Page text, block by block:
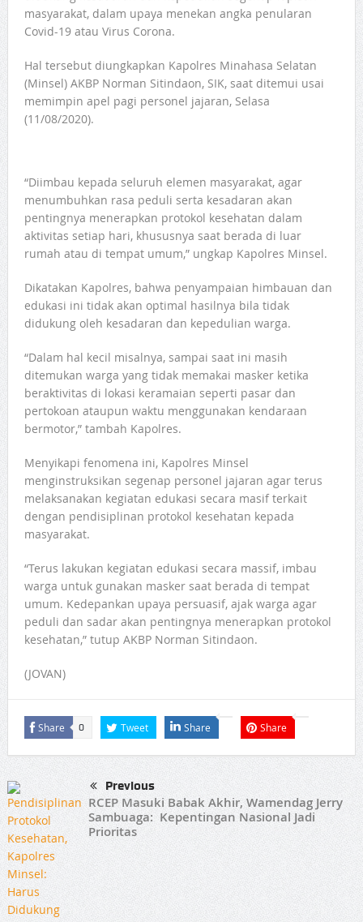
masyarakat, dalam upaya menekan angka penularan
Covid-19 atau Virus Corona.
Hal tersebut diungkapkan Kapolres Minahasa Selatan
(Minsel) AKBP Norman Sitindaon, SIK, saat ditemui usai
memimpin apel pagi personel jajaran, Selasa
(11/08/2020).
“Diimbau kepada seluruh elemen masyarakat, agar
menumbuhkan rasa peduli serta kesadaran akan
pentingnya menerapkan protokol kesehatan dalam
aktivitas setiap hari, khususnya saat berada di luar
rumah atau di tempat umum,” ungkap Kapolres Minsel.
Dikatakan Kapolres, bahwa penyampaian himbauan dan
edukasi ini tidak akan optimal hasilnya bila tidak
didukung oleh kesadaran dan kepedulian warga.
“Dalam hal kecil misalnya, sampai saat ini masih
ditemukan warga yang tidak memakai masker ketika
beraktivitas di lokasi keramaian seperti pasar dan
pertokoan ataupun waktu menggunakan kendaraan
bermotor,” tambah Kapolres.
Menyikapi fenomena ini, Kapolres Minsel
menginstruksikan segenap personel jajaran agar terus
melaksanakan kegiatan edukasi secara masif terkait
dengan pendisiplinan protokol kesehatan kepada
masyarakat.
“Terus lakukan kegiatan edukasi secara massif, imbau
warga untuk gunakan masker saat berada di tempat
umum. Kedepankan upaya persuasif, ajak warga agar
peduli dan sadar akan pentingnya menerapkan protokol
kesehatan,” tutup AKBP Norman Sitindaon.
(JOVAN)
Share 0 Tweet Share Share
Previous
RCEP Masuki Babak Akhir, Wamendag Jerry
Sambuaga: Kepentingan Nasional Jadi
Prioritas